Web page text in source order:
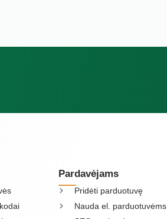
Pardavėjams
Pridėti parduotuvę
Nauda el. parduotuvėms